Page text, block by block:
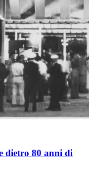
dietro 80 anni di